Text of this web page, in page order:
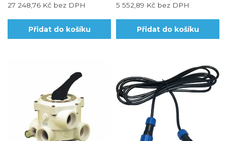
27 248,76 Kč bez DPH
Přidat do košíku
5 552,89 Kč bez DPH
Přidat do košíku